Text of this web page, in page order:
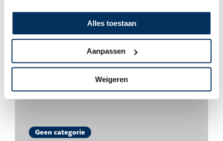
Alles toestaan
Aanpassen
Weigeren
Geen categorie